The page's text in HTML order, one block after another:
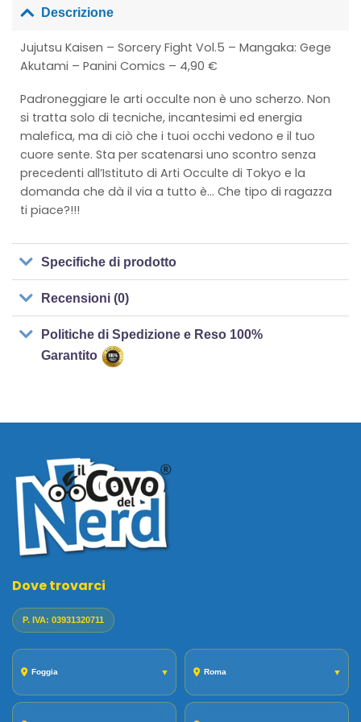
Descrizione
Jujutsu Kaisen – Sorcery Fight Vol.5 – Mangaka: Gege
Akutami – Panini Comics – 4,90 €
Padroneggiare le arti occulte non è uno scherzo. Non
si tratta solo di tecniche, incantesimi ed energia
malefica, ma di ciò che i tuoi occhi vedono e il tuo
cuore sente. Sta per scatenarsi uno scontro senza
precedenti all’Istituto di Arti Occulte di Tokyo e la
domanda che dà il via a tutto è… Che tipo di ragazza
ti piace?!!!
Specifiche di prodotto
Recensioni (0)
Politiche di Spedizione e Reso 100%
Garantito
Dove trovarci
P. IVA: 03931320711
Foggia ▼ Roma ▼